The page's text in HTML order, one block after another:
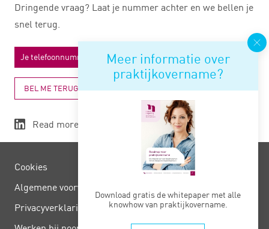
Meer informatie over
praktijkovername?
Download gratis de whitepaper met alle
knowhow van praktijkovername.
Dringende vraag? Laat je nummer achter en we bellen je
snel terug.
BEL ME TERUG
Read more
Cookies
Algemene voorwaarden
Privacy­verklaring